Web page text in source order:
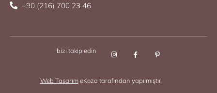
+90 (216) 700 23 46
Web TasarımeKoza tarafından yapılmıştır.
bizi takip edin